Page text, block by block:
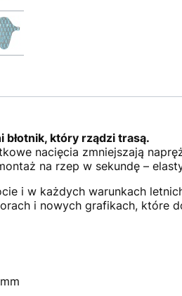
błotnik, który rządzi trasą.
nacięcia zmniejszają
na rzep w sekundę –
i w każdych warunkach
i nowych grafikach, które